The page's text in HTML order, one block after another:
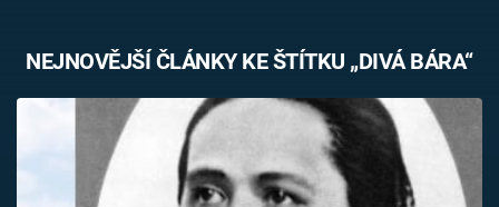
NEJNOVĚJŠÍ ČLÁNKY KE ŠTÍTKU „DIVÁ BÁRA“